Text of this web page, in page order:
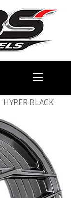
HYPER BLACK